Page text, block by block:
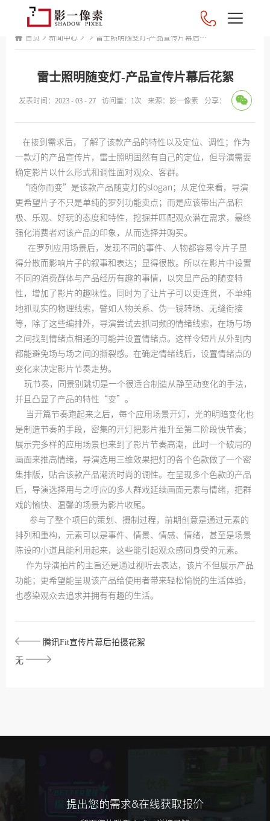
首页 新闻中心
雷士照明随变灯-产品宣传片幕后花
絮
雷士照明随变灯-产品宣传片幕后花絮
发表时间：2023 - 03 - 27 访问量：1次 来源：影一像素 分享：
在接到需求后，了解了该款产品的特性以及定位、调性；作为
一款灯的产品宣传片，雷士照明固然有自己的定位，但导演需要
确定影片以什么形式和调性面对观众、客群。
“随你而变”是该款产品随变灯的slogan；从定位来看，导演
更希望片子不只是单纯的罗列功能卖点；而是应该带出产品积
极、乐观、好玩的态度和特性，挖掘并匹配观众潜在需求，最终
强化消费者对该产品的印象，从而选择并购买。
在罗列应用场景后，发现不同的事件、人物都容易令片子显
得分散而影响片子的叙事和表达；显得很散。所以在影片中设置
不同的消费群体与产品经历有趣的事情，以突显产品的随变特
性，增加了影片的趣味性。同时为了让片子可以更连贯，不单纯
地抓现实的物理线索，譬如人物关系、伪一镜转场、无缝衔接
等，除了这些编排外，导演尝试去抓同频的情绪线索，在场与场
之间找到情绪点相通的可能并设置情绪点。这样令短片从外到内
都能避免场与场之间的撕裂感。在确定情绪线后，设置情绪点的
变化来决定影片节奏走势。
玩节奏，同景别跳切是一个很适合制造从静至动变化的手法，
并且凸显了产品的特性“变”。
当开篇节奏跑起来之后，每个应用场景开灯，光的明暗变化也
是制造节奏的手段，密集的开灯把影片推升至第二阶段快节奏；
展示完多样的应用场景也来到了影片节奏高潮，此时一个破局的
画面来推高情绪，导演选用三维效果把灯的各个色款做了一个密
集排版，贴合该款产品潮流时尚的调性。在呈现多个色款的产品
后，导演选择用与之呼应的多人群戏延续画面元素与情绪，把群
戏的愉快、温馨的场景为影片收尾。
参与了整个项目的策划、摄制过程，前期创意是通过元素的
排列和重构，元素可以是事件、情景、情感、情绪，甚至是场景
陈设的小道具能利用起来，这些能引起观众感同身受的元素。
作为导演拍片的主旨还是通过视听去表达，该片不但展示产品
功能；更希望能呈现该产品给使用者带来轻松愉悦的生活体验，
也感染观众去追求并拥有有趣的生活。
腾讯Fit宣传片幕后拍摄花絮
无
提出您的需求&在线获取报价